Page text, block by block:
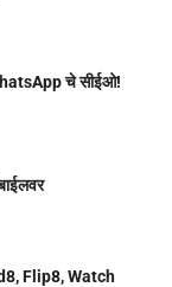
चे सीईओ!
Flip8, Watch